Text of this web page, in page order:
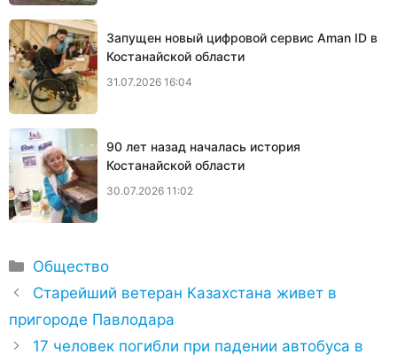
Запущен новый цифровой сервис Aman ID в
Костанайской области
31.07.2026 16:04
90 лет назад началась история
Костанайской области
30.07.2026 11:02
Рубрики
Общество
Старейший ветеран Казахстана живет в
пригороде Павлодара
17 человек погибли при падении автобуса в